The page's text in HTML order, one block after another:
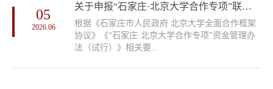
05
2026.06
关于申报“石家庄·北京大学合作专项”联合研发项目的通知
根据《石家庄市人民政府 北京大学全面合作框架
协议》《“石家庄·北京大学合作专项”资金管理办
法（试行）》相关要...